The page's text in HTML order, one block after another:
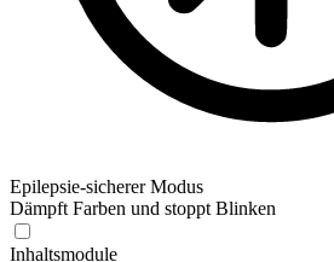
Epilepsie-sicherer Modus
Dämpft Farben und stoppt Blinken
Inhaltsmodule